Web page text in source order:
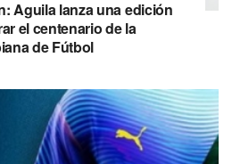
Aguila lanza una edición
el centenario de la
de Fútbol